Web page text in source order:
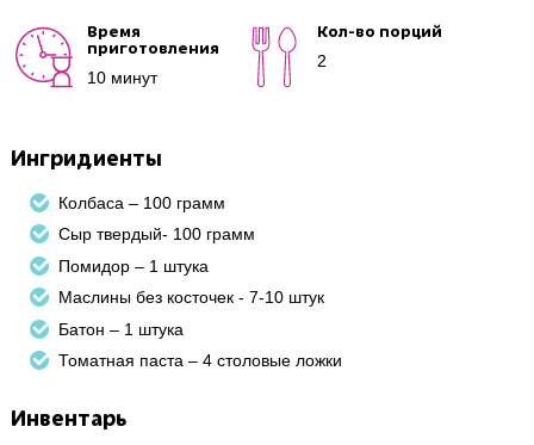
Время
приготовления
10 минут
Кол-во порций
2
Ингридиенты
Колбаса – 100 грамм
Сыр твердый- 100 грамм
Помидор – 1 штука
Маслины без косточек - 7-10 штук
Батон – 1 штука
Томатная паста – 4 столовые ложки
Инвентарь